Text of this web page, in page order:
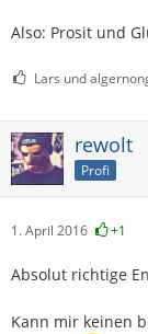
Also: Prosit und
Lars und
rewolt
Profi
1. April 2016 +1
Absolut richtige
Kann mir keinen